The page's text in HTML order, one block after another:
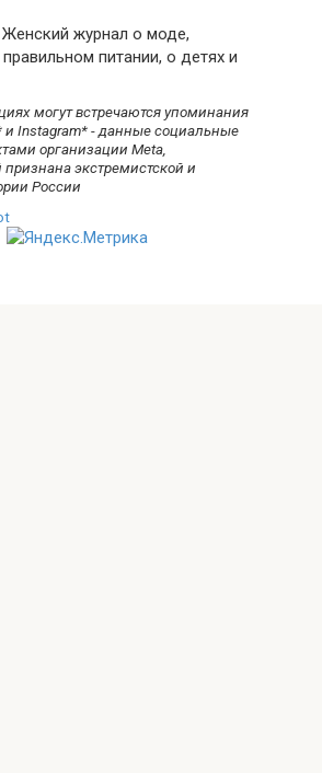
журнал о моде,
питании, о детях и
могут встречаются упоминания
и Instagram* - данные социальные
организации Meta,
признана экстремистской и
России